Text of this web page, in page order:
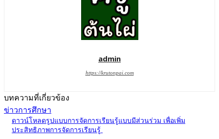
admin
https://krutonpai.com
บทความที่เกี่ยวข้อง
ข่าวการศึกษา
ดาวน์โหลดรูปแบบการจัดการเรียนรู้แบบมีส่วนร่วม เพื่อเพิ่ม
ประสิทธิภาพการจัดการเรียนรู้